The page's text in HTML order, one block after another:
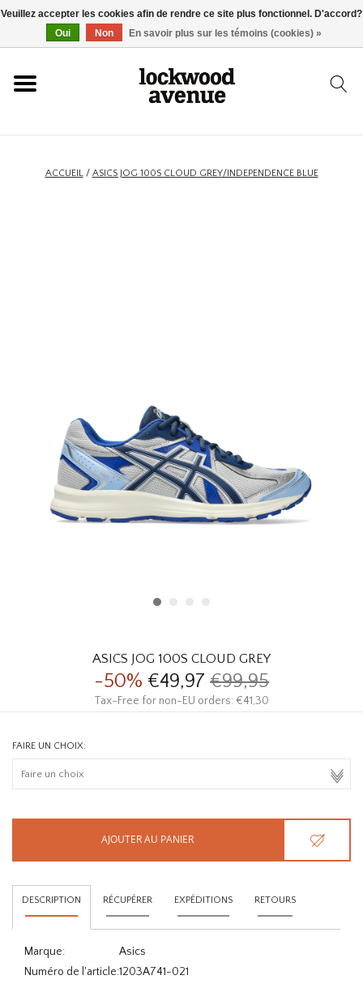
ACCUEIL
NOUVEAU
MARQUES
THE EDIT
ACCUEIL/ ASICS JOG 100S CLOUD GREY/INDEPENDENCE BLUE
ASICS JOG 100S CLOUD GREY
-50% €49,97 €99,95
Tax-Free for non-EU orders: €41,30
FAIRE UN CHOIX:
AJOUTER AU PANIER
DESCRIPTION RÉCUPÉRER EXPÉDITIONS RETOURS
Marque:
Asics
Numéro de l'article:1203A741-021
Veuillez accepter les cookies afin de rendre ce site plus fonctionnel. D'accord?
Oui
Non En savoir plus sur les témoins (cookies) »